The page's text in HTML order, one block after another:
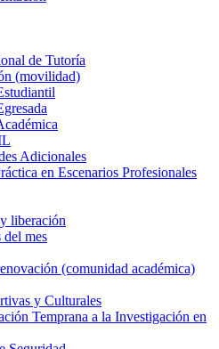
de Tutoría
(movilidad)
Adicionales
en Escenarios Profesionales
liberación
mes
(comunidad académica)
y Culturales
Temprana a la Investigación en